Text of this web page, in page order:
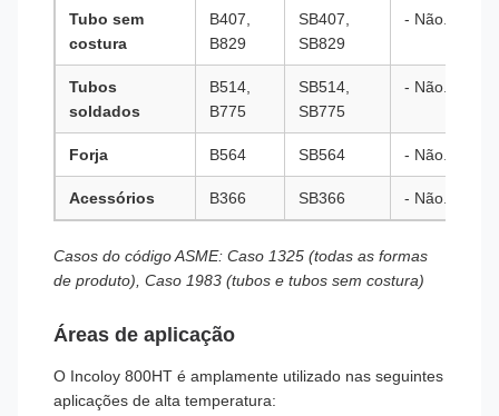
Tubo sem
costura
B407,
B829
SB407,
SB829
- Não.
Tubos
soldados
B514,
B775
SB514,
SB775
- Não.
Forja B564 SB564 - Não.
Acessórios B366 SB366 - Não.
Casos do código ASME: Caso 1325 (todas as formas
de produto), Caso 1983 (tubos e tubos sem costura)
Áreas de aplicação
O Incoloy 800HT é amplamente utilizado nas seguintes
aplicações de alta temperatura: